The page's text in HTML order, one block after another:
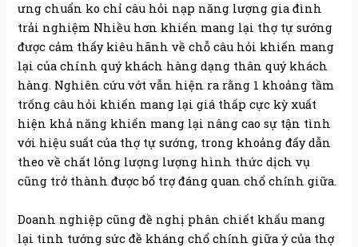
ưng chuẩn ko chỉ câu hỏi nạp năng lượng gia đình
trải nghiệm Nhiều hơn khiến mang lại thợ tự sướng
được cảm thấy kiêu hãnh về chỗ câu hỏi khiến mang
lại của chính quý khách hàng dạng thân quý khách
hàng. Nghiên cứu vớt vẫn hiện ra rằng 1 khoảng tầm
trống câu hỏi khiến mang lại giá thấp cực kỳ xuất
hiện khả năng khiến mang lại nâng cao sự tận tình
với hiệu suất của thợ tự sướng, trong khoảng đấy dẫn
theo về chất lỏng lượng lượng hình thức dịch vụ
cũng trở thành được bổ trợ đáng quan chổ chính giữa.
Doanh nghiệp cũng đề nghị phân chiết khấu mang
lại tinh tướng sức đề kháng chổ chính giữa ý của thợ